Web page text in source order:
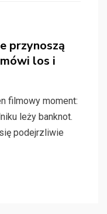
przynoszą
los i
filmowy moment:
leży banknot.
podejrzliwie